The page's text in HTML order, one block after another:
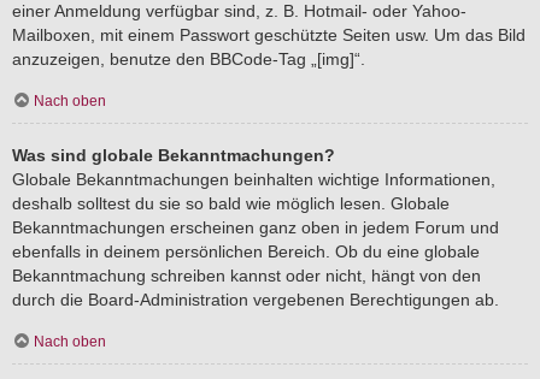
einer Anmeldung verfügbar sind, z. B. Hotmail- oder Yahoo-
Mailboxen, mit einem Passwort geschützte Seiten usw. Um das Bild
anzuzeigen, benutze den BBCode-Tag „[img]“.
Nach oben
Was sind globale Bekanntmachungen?
Globale Bekanntmachungen beinhalten wichtige Informationen,
deshalb solltest du sie so bald wie möglich lesen. Globale
Bekanntmachungen erscheinen ganz oben in jedem Forum und
ebenfalls in deinem persönlichen Bereich. Ob du eine globale
Bekanntmachung schreiben kannst oder nicht, hängt von den
durch die Board-Administration vergebenen Berechtigungen ab.
Nach oben